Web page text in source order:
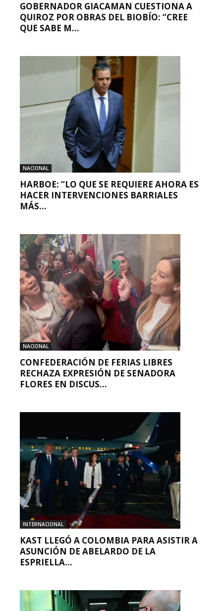
GOBERNADOR GIACAMAN CUESTIONA A
QUIROZ POR OBRAS DEL BIOBÍO: “CREE
QUE SABE M...
NACIONAL
HARBOE: “LO QUE SE REQUIERE AHORA ES
HACER INTERVENCIONES BARRIALES
MÁS...
NACIONAL
CONFEDERACIÓN DE FERIAS LIBRES
RECHAZA EXPRESIÓN DE SENADORA
FLORES EN DISCUS...
INTERNACIONAL
KAST LLEGÓ A COLOMBIA PARA ASISTIR A
ASUNCIÓN DE ABELARDO DE LA
ESPRIELLA...